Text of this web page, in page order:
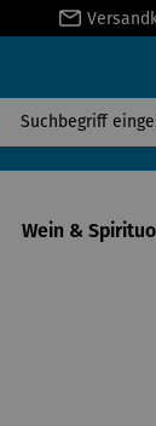
Wein &